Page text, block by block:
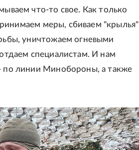
что-то свое. Как только
меры, сбиваем "крылья"
уничтожаем огневыми
специалистам. И нам
по линии Минобороны, а также